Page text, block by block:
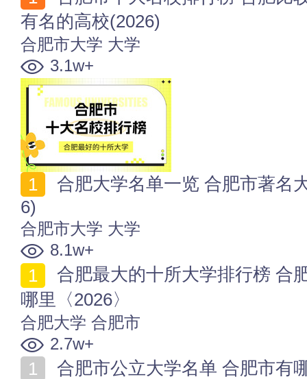
有名的高校(2026)
合肥市大学 大学
3.1w+
6)
合肥市大学 大学
8.1w+
哪里〈2026〉
合肥大学 合肥市
2.7w+
合肥市公立大学名单 合肥市有